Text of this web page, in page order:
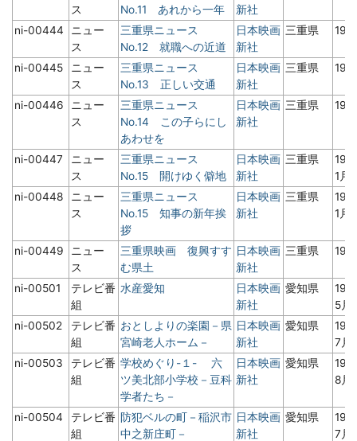
ス
No.11 あれから一年
新社
ni-00444
ニュー
ス
三重県ニュース
No.12 就職への近道
日本映画
新社
三重県
ni-00445
ニュー
ス
三重県ニュース
No.13 正しい交通
日本映画
新社
三重県
ni-00446
ニュー
ス
三重県ニュース
No.14 この子らにし
あわせを
日本映画
新社
三重県
ni-00447
ニュー
ス
三重県ニュース
No.15 開けゆく僻地
日本映画
新社
三重県
1月
ni-00448
ニュー
ス
三重県ニュース
No.15 知事の新年挨
拶
日本映画
新社
三重県
1月
ni-00449
ニュー
ス
三重県映画 復興すす
む県土
日本映画
新社
三重県
ni-00501
テレビ番
組
水産愛知
日本映画
新社
愛知県
5月
ni-00502
テレビ番
組
おとしよりの楽園－県
宮崎老人ホーム－
日本映画
新社
愛知県
7月
ni-00503
テレビ番
組
学校めぐり-１- 六
ツ美北部小学校－豆科
学者たち－
日本映画
新社
愛知県
8月
ni-00504
テレビ番
組
防犯ベルの町－稲沢市
中之新庄町－
日本映画
新社
愛知県
7月